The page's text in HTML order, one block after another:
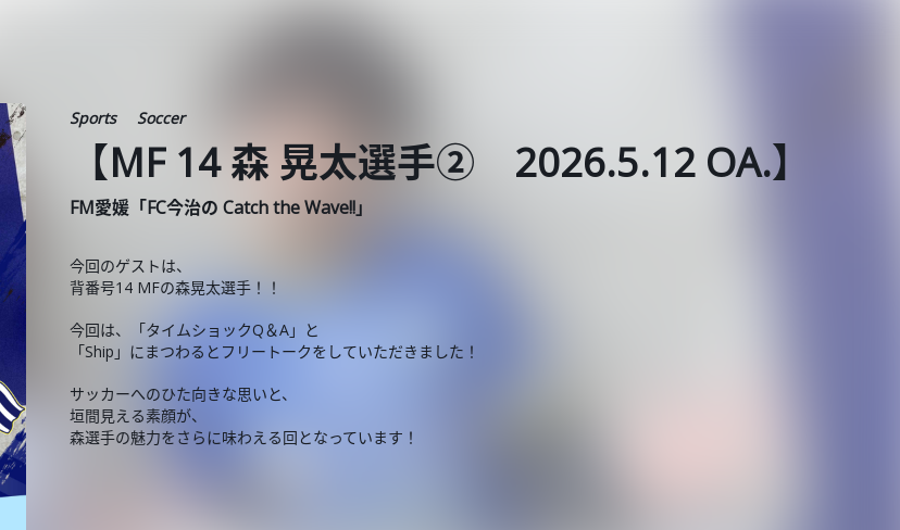
Sports Soccer
【MF 14 森 晃太選手② 2026.5.12 OA.】
FM愛媛「FC今治の Catch the Wave!!」
今回のゲストは、
背番号14 MFの森晃太選手！！
今回は、「タイムショックQ＆A」と
「Ship」にまつわるとフリートークをしていただきました！
サッカーへのひた向きな思いと、
垣間見える素顔が、
森選手の魅力をさらに味わえる回となっています！